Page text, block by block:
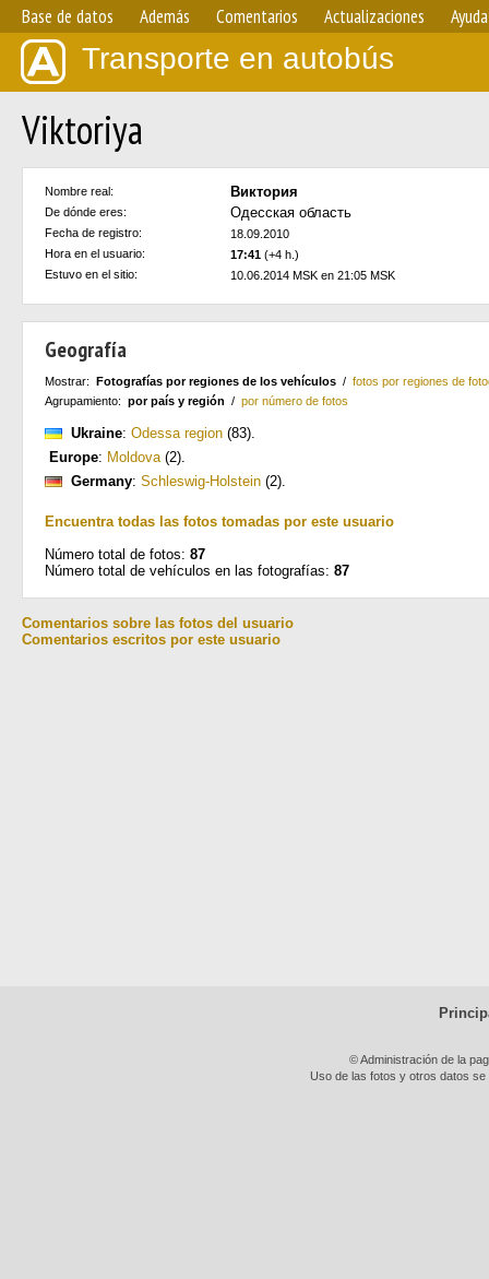
Base de datos Además Comentarios Actualizaciones Ayuda
Transporte en autobús
Viktoriya
Nombre real: Виктория
De dónde eres: Одесская область
Fecha de registro:
18.09.2010
Hora en el usuario:
17:41 (+4 h.)
Estuvo en el sitio:
10.06.2014 MSK en 21:05 MSK
Geografía
Mostrar: Fotografías por regiones de los vehículos / fotos por regiones de
Agrupamiento: por país y región / por número de fotos
Ukraine: Odessa region (83).
Europe: Moldova(2).
Germany: Schleswig-Holstein (2).
Encuentra todas las fotos tomadas por este usuario
Número total de fotos: 87
Número total de vehículos en las fotografías: 87
Comentarios sobre las fotos del usuario
Comentarios escritos por este usuario
© Administración de la
Uso de las fotos y otros datos